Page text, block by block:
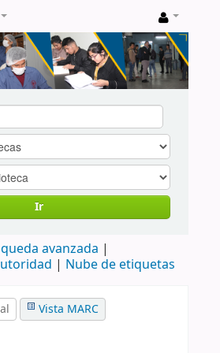
Ir
avanzada
Nube de etiquetas
Vista MARC